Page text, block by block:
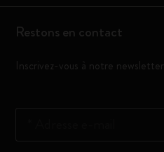
Restons en contact
Inscrivez-vous à notre newsletter